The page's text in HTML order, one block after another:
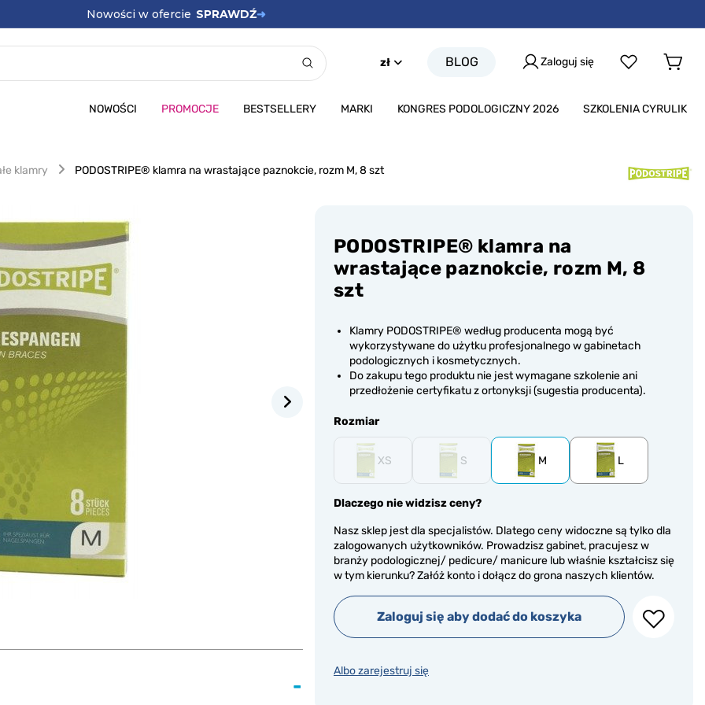
Nowości w ofercie SPRAWDŹ➜
zł BLOG Zaloguj się
NOWOŚCI PROMOCJE BESTSELLERY MARKI KONGRES PODOLOGICZNY 2026 SZKOLENIA CYRULIK
klamry PODOSTRIPE® klamra na wrastające paznokcie, rozm M, 8 szt
PODOSTRIPE® klamra na
wrastające paznokcie, rozm M, 8
szt
Klamry PODOSTRIPE® według producenta mogą być
wykorzystywane do użytku profesjonalnego w gabinetach
podologicznych i kosmetycznych.
Do zakupu tego produktu nie jest wymagane szkolenie ani
przedłożenie certyfikatu z ortonyksji (sugestia producenta).
Rozmiar
XS S M L
Dlaczego nie widzisz ceny?
Nasz sklep jest dla specjalistów. Dlatego ceny widoczne są tylko dla
zalogowanych użytkowników. Prowadzisz gabinet, pracujesz w
branży podologicznej/ pedicure/ manicure lub właśnie kształcisz się
w tym kierunku? Załóż konto i dołącz do grona naszych klientów.
Zaloguj się aby dodać do koszyka
Albo zarejestruj się